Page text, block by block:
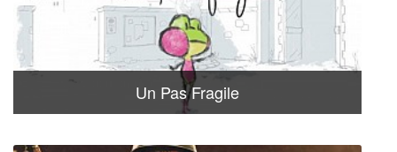
Un Pas Fragile